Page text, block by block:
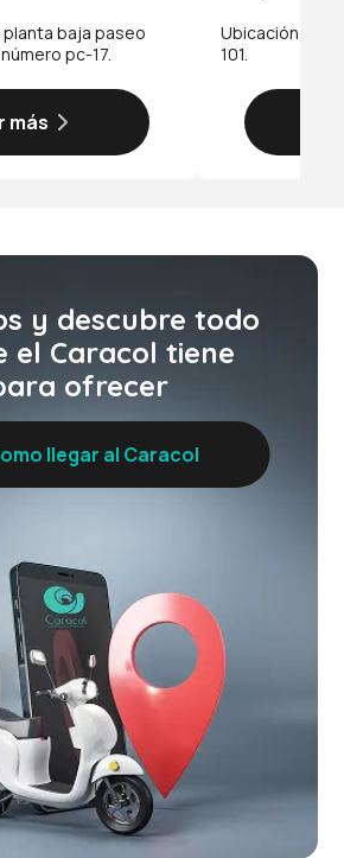
baja paseo
pc-17.
más
Ubicación:
101.
y descubre todo
el Caracol tiene
ofrecer
llegar al Caracol